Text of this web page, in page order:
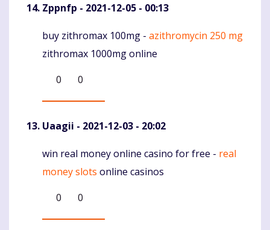
Zppnfp - 2021-12-05 - 00:13
Komentaras
buy zithromax 100mg - azithromycin 250 mg
zithromax 1000mg online
0
0
Uaagii - 2021-12-03 - 20:02
Komentaras
win real money online casino for free - real
money slots online casinos
0
0